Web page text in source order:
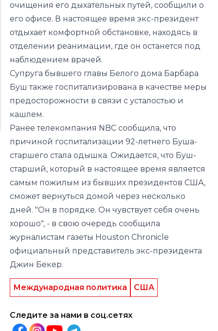
очищения его дыхательных путей, сообщили о
его офисе. В настоящее время экс-президент
отдыхает комфортной обстановке, находясь в
отделении реанимации, где он останется под
наблюдением врачей.
Супруга бывшего главы Белого дома Барбара
Буш также госпитализирована в качестве меры
предосторожности в связи с усталостью и
кашлем.
Ранее телекомпания NBC сообщила, что
причиной госпитализации 92-летнего Буша-
старшего стала одышка. Ожидается, что Буш-
старший, который в настоящее время является
самым пожилым из бывших президентов США,
сможет вернуться домой через несколько
дней. "Он в порядке. Он чувствует себя очень
хорошо", - в свою очередь сообщила
журналистам газеты Houston Chronicle
официальный представитель экс-президента
Джин Бекер.
Международная политика США
Следите за нами в соц.сетях